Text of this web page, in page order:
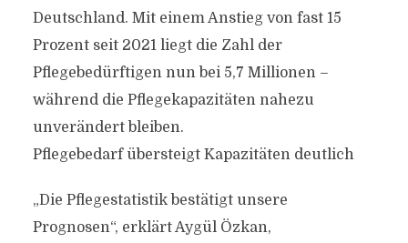
Deutschland. Mit einem Anstieg von fast 15
Prozent seit 2021 liegt die Zahl der
Pflegebedürftigen nun bei 5,7 Millionen –
während die Pflegekapazitäten nahezu
unverändert bleiben.
Pflegebedarf übersteigt Kapazitäten deutlich
„Die Pflegestatistik bestätigt unsere
Prognosen“, erklärt Aygül Özkan,